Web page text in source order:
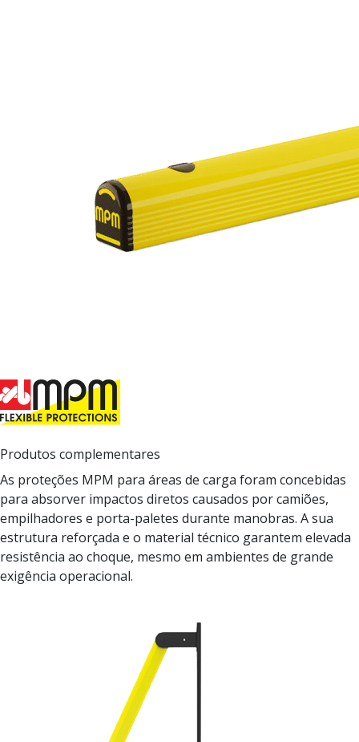
Produtos complementares
As proteções MPM para áreas de carga foram concebidas
para absorver impactos diretos causados por camiões,
empilhadores e porta-paletes durante manobras. A sua
estrutura reforçada e o material técnico garantem elevada
resistência ao choque, mesmo em ambientes de grande
exigência operacional.